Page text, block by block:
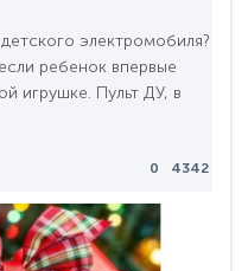
электромобиля?
ребенок впервые
игрушке. Пульт ДУ, в
не совсем
они еще не успели
ситуациях. ..
0
4342